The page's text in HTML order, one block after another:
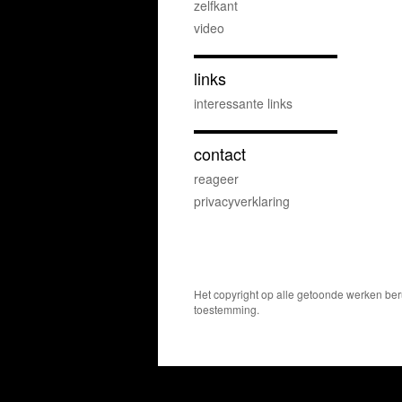
zelfkant
video
links
interessante links
contact
reageer
privacyverklaring
Het copyright op alle getoonde werken
toestemming.